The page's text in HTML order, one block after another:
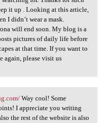
it up . Looking at this article,
I didn’t wear a mask.
will end soon. My blog is a
pictures of daily life before
at that time. If you want to
again, please visit us
Way
Way cool! Some
I appreciate you writing
the rest of the website is also